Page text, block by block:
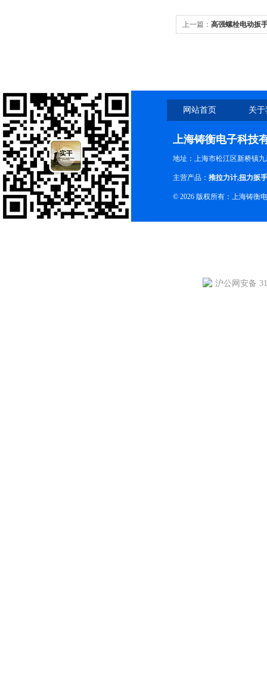
上一篇： 高强螺栓电动扳
网站首页 关
上海铸衡电子科技
地址：上海市松江区新桥镇
主营产品： 推拉力计,扭力扳手
© 2026 版权所有：上海铸衡
沪公网安备